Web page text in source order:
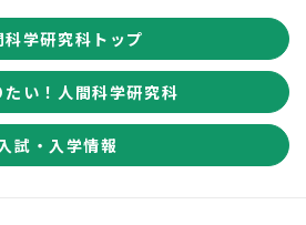
科学研究科トップ
たい！人間科学研究科
入試・入学情報